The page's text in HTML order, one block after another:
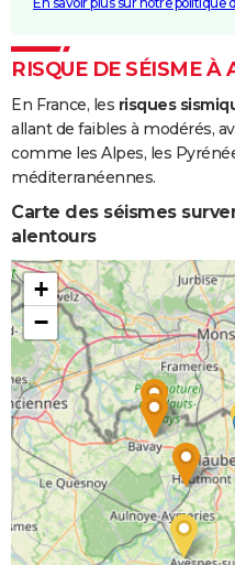
RISQUE DE SÉISME À
En France, les risques
allant de faibles à modérés,
comme les Alpes, les
méditerranéennes.
Carte des séismes
alentours
+
−